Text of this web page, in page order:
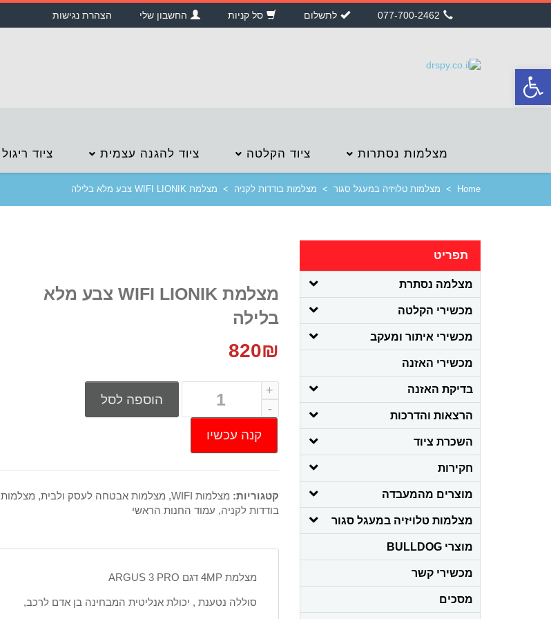
סרגל
נגישות
הצהרת נגישות החשבון שלי סל קניות לתשלום 077-700-2462
מצלמות נסתרות ציוד הקלטה ציוד להגנה עצמית ציוד ריגול
Home
> מצלמות טלויזיה במעגל סגור > מצלמות בודדות לקניה > מצלמת WIFI LIONIK צבע מלא בלילה
מצלמת WIFI LIONIK צבע מלא
בלילה
820₪
הוספה לסל
קנה עכשיו
קטגוריות: מצלמות WIFI , מצלמות אבטחה לעסק ולבית, מצלמות
בודדות לקניה, עמוד החנות הראשי
מצלמת 4MP דגם ARGUS 3 PRO
סוללה נטענת , יכולת אנליטית המבחינה בן אדם לרכב,
תפריט
מצלמה נסתרת
מכשירי הקלטה
מכשירי איתור ומעקב
מכשירי האזנה
בדיקת האזנה
הרצאות והדרכות
השכרת ציוד
חקירות
מוצרים מהמעבדה
מצלמות טלויזיה במעגל סגור
מוצרי BULLDOG
מכשירי קשר
מסכים